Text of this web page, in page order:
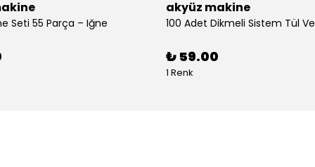
Seti 55 Parça – Iğne
akyüz makine
₺ 59.00
1 Renk